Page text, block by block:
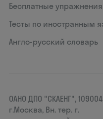
Бесплатные упражнения
Тесты по иностранным
Англо-русский словарь
ОАНО ДПО "СКАЕНГ",
г.Москва, Вн. тер. г.